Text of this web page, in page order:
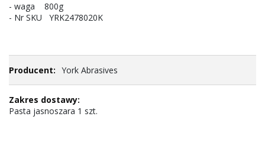
- waga 800g
- Nr SKU YRK2478020K
York Abrasives
Pasta jasnoszara 1 szt.